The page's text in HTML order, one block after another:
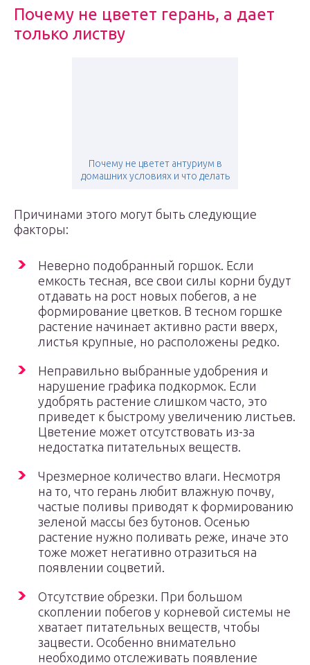
Почему не цветет герань, а дает
только листву
Почему не цветет антуриум в
домашних условиях и что делать
Причинами этого могут быть следующие
факторы:
Неверно подобранный горшок. Если
емкость тесная, все свои силы корни будут
отдавать на рост новых побегов, а не
формирование цветков. В тесном горшке
растение начинает активно расти вверх,
листья крупные, но расположены редко.
Неправильно выбранные удобрения и
нарушение графика подкормок. Если
удобрять растение слишком часто, это
приведет к быстрому увеличению листьев.
Цветение может отсутствовать из-за
недостатка питательных веществ.
Чрезмерное количество влаги. Несмотря
на то, что герань любит влажную почву,
частые поливы приводят к формированию
зеленой массы без бутонов. Осенью
растение нужно поливать реже, иначе это
тоже может негативно отразиться на
появлении соцветий.
Отсутствие обрезки. При большом
скоплении побегов у корневой системы не
хватает питательных веществ, чтобы
зацвести. Особенно внимательно
необходимо отслеживать появление